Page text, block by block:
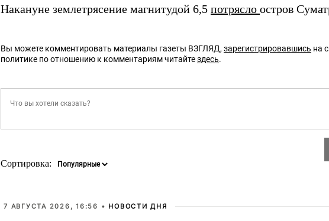
Накануне землетрясение магнитудой 6,5 потрясло остров
Вы можете комментировать материалы газеты ВЗГЛЯД, зарегистрировавшись на
политике по отношению к комментариям читайтездесь.
Сортировка:
7 АВГУСТА 2026, 16:56 • НОВОСТИ ДНЯ